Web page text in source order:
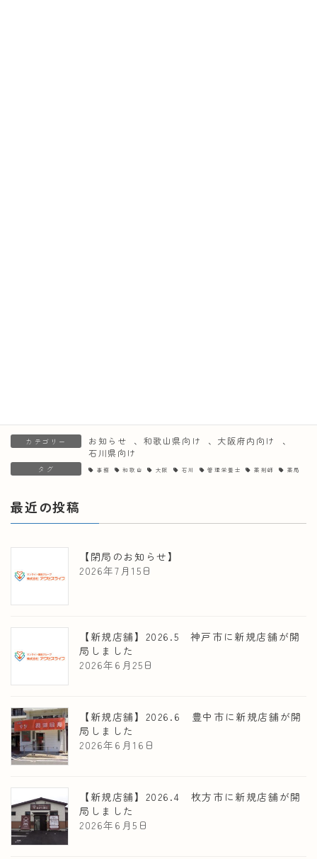
カテゴリー お知らせ 、 和歌山県向け 、 大阪府内向け
、
石川県向け
タグ 事務 和歌山 大阪 石川 管理栄養士 薬剤師 薬局
最近の投稿
【閉局のお知らせ】
2026年7月15日
【新規店舗】2026.5 神戸市に新規店舗が開
局しました
2026年6月25日
【新規店舗】2026.6 豊中市に新規店舗が開
局しました
2026年6月16日
【新規店舗】2026.4 枚方市に新規店舗が開
局しました
2026年6月5日